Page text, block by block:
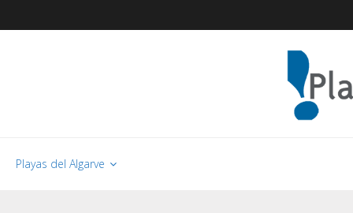
Playas del Algarve